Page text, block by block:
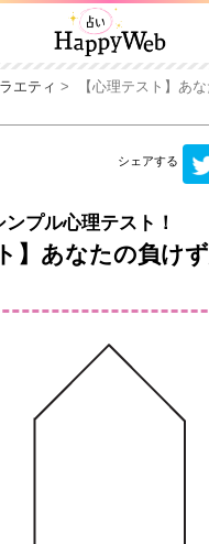
エティ >
【心理テスト】あ
シェアする
プル心理テスト！
】あなたの負け